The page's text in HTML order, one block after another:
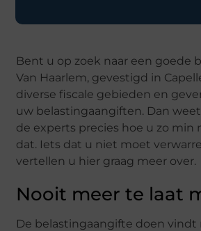
Bent u op zoek naar een goede
Van Haarlem, gevestigd in
diverse fiscale gebieden en
uw belastingaangiften. Dan
de experts precies hoe u zo
dat. Iets dat u niet moet
vertellen u hier graag meer over.
Nooit meer te laat
De belastingaangifte doen